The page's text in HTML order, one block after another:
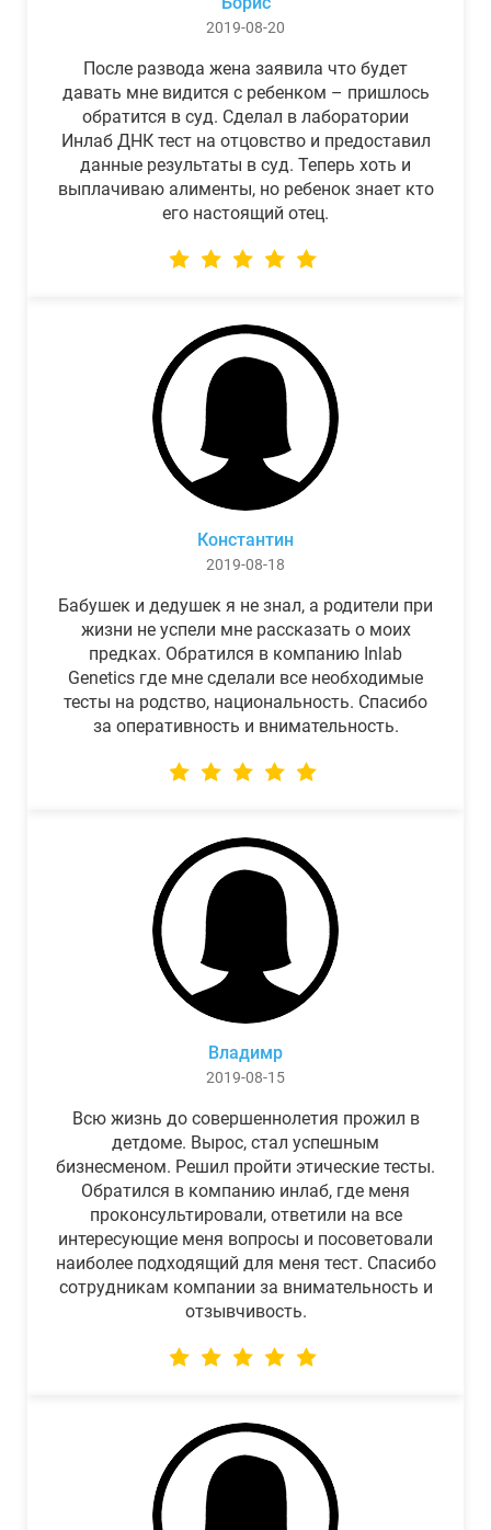
2019-08-20
После развода жена заявила что будет
давать мне видится с ребенком – пришлось
обратится в суд. Сделал в лаборатории
Инлаб ДНК тест на отцовство и предоставил
данные результаты в суд. Теперь хоть и
выплачиваю алименты, но ребенок знает кто
его настоящий отец.
Константин
2019-08-18
Бабушек и дедушек я не знал, а родители при
жизни не успели мне рассказать о моих
предках. Обратился в компанию Inlab
Genetics где мне сделали все необходимые
тесты на родство, национальность. Спасибо
за оперативность и внимательность.
Владимр
2019-08-15
Всю жизнь до совершеннолетия прожил в
детдоме. Вырос, стал успешным
бизнесменом. Решил пройти этические тесты.
Обратился в компанию инлаб, где меня
проконсультировали, ответили на все
интересующие меня вопросы и посоветовали
наиболее подходящий для меня тест. Спасибо
сотрудникам компании за внимательность и
отзывчивость.